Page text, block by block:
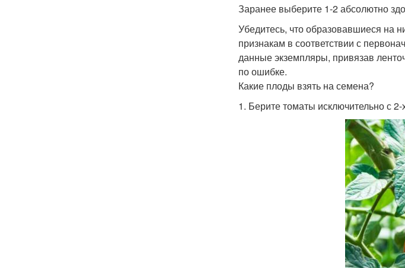
Заранее выберите 1-2 абсолютно
Убедитесь, что образовавшиеся на
признакам в соответствии с
данные экземпляры, привязав
по ошибке.
Какие плоды взять на семена?
1. Берите томаты исключительно с